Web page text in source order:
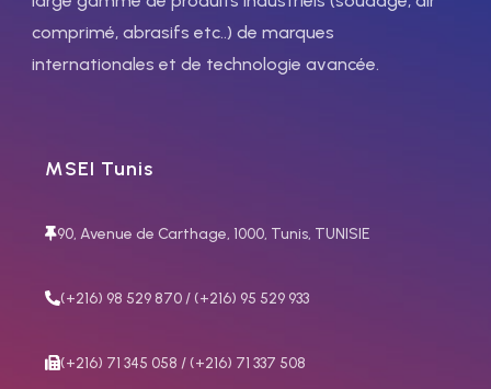
3/4" RH
71200023
Gas d'usage AC
Détendeur
3/4" RH
comprimé, abrasifs etc..) de marques
internationales et de technologie avancée.
MSEI Tunis
90, Avenue de Carthage, 1000, Tunis, TUNISIE
(+216) 98 529 870 / (+216) 95 529 933
(+216) 71 345 058 / (+216) 71 337 508